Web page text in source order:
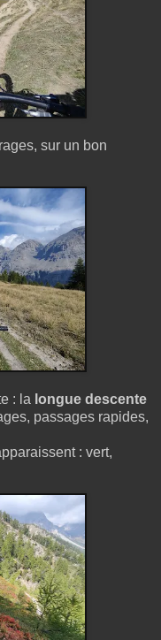
sur un bon
: la longue descente
passages rapides,
: vert,